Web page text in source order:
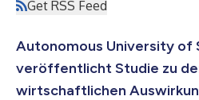
Get RSS Feed
Autonomous University of
veröffentlicht Studie zu
wirtschaftlichen